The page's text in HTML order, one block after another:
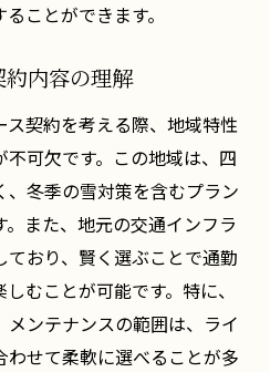
ことができます。
内容の理解
契約を考える際、地域特性
可欠です。この地域は、四
冬季の雪対策を含むプラン
また、地元の交通インフラ
おり、賢く選ぶことで通勤
むことが可能です。特に、
ンテナンスの範囲は、ライ
せて柔軟に選べることが多